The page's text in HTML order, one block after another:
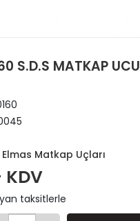
S.D.S MATKAP UCU
Elmas Matkap Uçları
KDV
taksitlerle